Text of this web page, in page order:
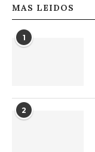
MAS LEIDOS
1
2